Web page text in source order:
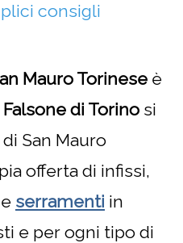
consigli
Mauro Torinese è
Falsone di Torino si
San Mauro
offerta di infissi,
serramenti in
e per ogni tipo di